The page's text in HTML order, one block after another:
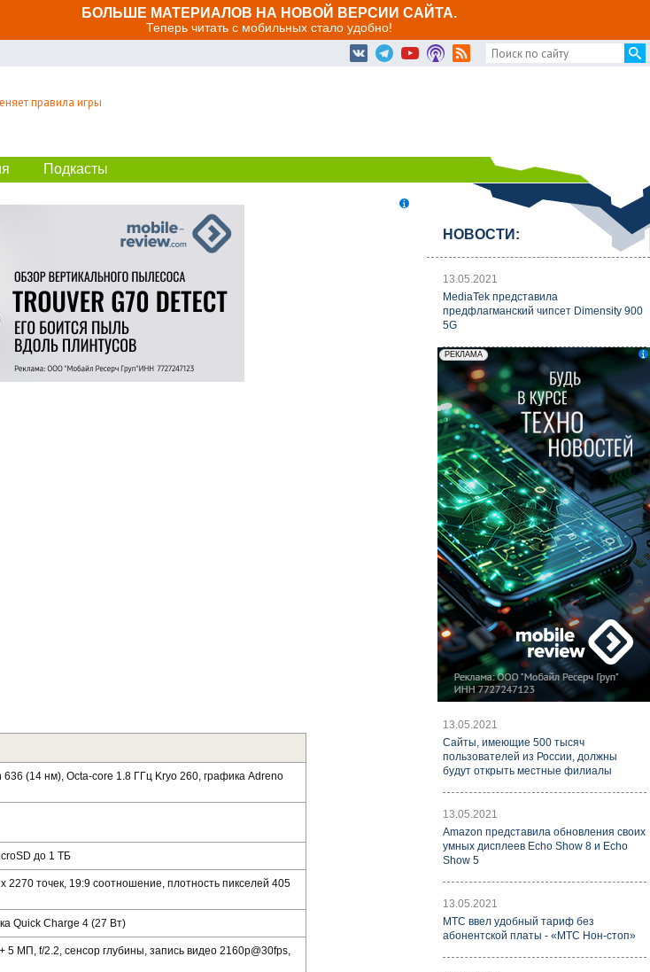
БОЛЬШЕ МАТЕРИАЛОВ НА НОВОЙ ВЕРСИИ САЙТА.
Теперь читать с мобильных стало удобно!
правила игры
Подкасты
(14 нм), Octa-core 1.8 ГГц Kryo 260, графика Adreno
до 1 ТБ
2270 точек, 19:9 соотношение, плотность пикселей 405
Quick Charge 4 (27 Вт)
5 МП, f/2.2, сенсор глубины, запись видео 2160p@30fps,
НОВОСТИ:
13.05.2021
MediaTek представила
предфлагманский чипсет Dimensity 900
5G
13.05.2021
Cайты, имеющие 500 тысяч
пользователей из России, должны
будут открыть местные филиалы
13.05.2021
Amazon представила обновления своих
умных дисплеев Echo Show 8 и Echo
Show 5
13.05.2021
МТС ввел удобный тариф без
абонентской платы - «МТС Нон-стоп»